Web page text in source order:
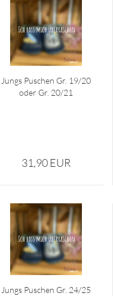
Jungs Pu­schen Gr. 19/20
oder Gr. 20/21
31,90 EUR
Jungs Pu­schen Gr. 24/25